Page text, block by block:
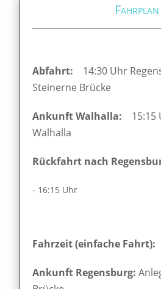
Fahrplan
Abfahrt: 14:30 Uhr
Steinerne Brücke
Ankunft Walhalla: 15:15
Walhalla
Rückfahrt nach
- 16:15 Uhr
Fahrzeit (einfache Fahrt):
Ankunft Regensburg: